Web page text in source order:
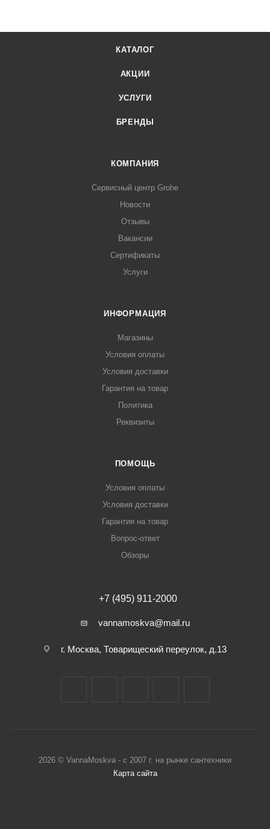
КАТАЛОГ
АКЦИИ
УСЛУГИ
БРЕНДЫ
КОМПАНИЯ
Сервисный центр Grohe
Новости
Отзывы
Вакансии
Сертификаты
Услуги
ИНФОРМАЦИЯ
Магазины
Условия оплаты
Условия доставки
Гарантия на товар
Политика
Реквизиты
ПОМОЩЬ
Условия оплаты
Условия доставки
Гарантия на товар
Вопрос-ответ
Обзоры
+7 (495) 911-2000
vannamoskva@mail.ru
г. Москва, Товарищеский переулок, д.13
2026 © VannaMoskva - с 2007 г. на рынке сантехники
Карта сайта